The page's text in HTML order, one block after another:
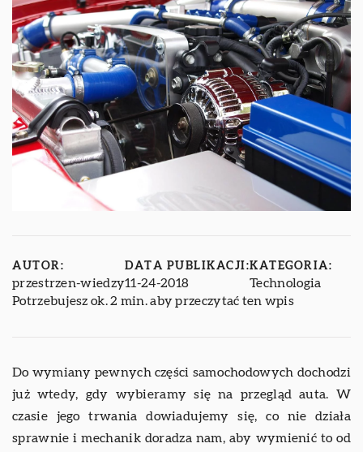
AUTOR:
przestrzen-wiedzy
DATA PUBLIKACJI:
11-24-2018
KATEGORIA:
Technologia
Potrzebujesz ok. 2 min. aby przeczytać ten wpis
Do wymiany pewnych części samochodowych dochodzi
już wtedy, gdy wybieramy się na przegląd auta. W
czasie jego trwania dowiadujemy się, co nie działa
sprawnie i mechanik doradza nam, aby wymienić to od